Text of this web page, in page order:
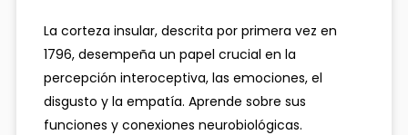
La corteza insular, descrita por primera vez en
1796, desempeña un papel crucial en la
percepción interoceptiva, las emociones, el
disgusto y la empatía. Aprende sobre sus
funciones y conexiones neurobiológicas.